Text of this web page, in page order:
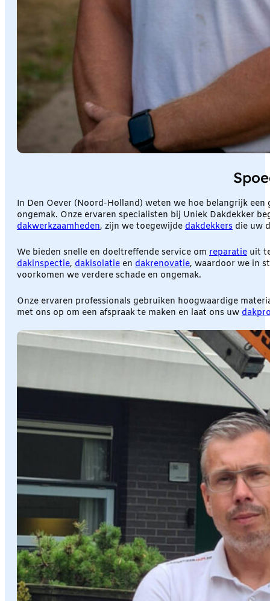
In Den Oever (Noord-Holland) weten we hoe belangrijk
ongemak. Onze ervaren specialisten bij Uniek Dakdekker
dakwerkzaamheden, zijn we toegewijde dakdekkers die uw
We bieden snelle en doeltreffende service om reparatie uit
dakinspectie, dakisolatie en dakrenovatie, waardoor we in
voorkomen we verdere schade en ongemak.
Onze ervaren professionals gebruiken hoogwaardige
met ons op om een afspraak te maken en laat ons uw